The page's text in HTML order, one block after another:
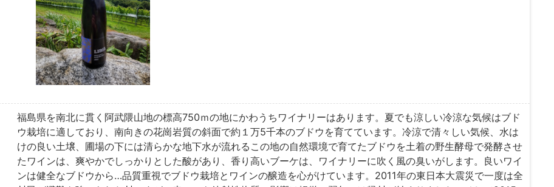
福島県を南北に貫く阿武隈山地の標高750ｍの地にかわうちワイナリーはあります。夏でも涼しい冷涼な気候はブド
ウ栽培に適しており、南向きの花崗岩質の斜面で約１万5千本のブドウを育てています。冷涼で清々しい気候、水は
けの良い土壌、圃場の下には清らかな地下水が流れるこの地の自然環境で育てたブドウを土着の野生酵母で発酵させ
たワインは、爽やかでしっかりとした酸があり、香り高いブーケは、ワイナリーに吹く風の臭いがします。良いワイ
ンは健全なブドウから…品質重視でブドウ栽培とワインの醸造を心がけています。2011年の東日本大震災で一度は全